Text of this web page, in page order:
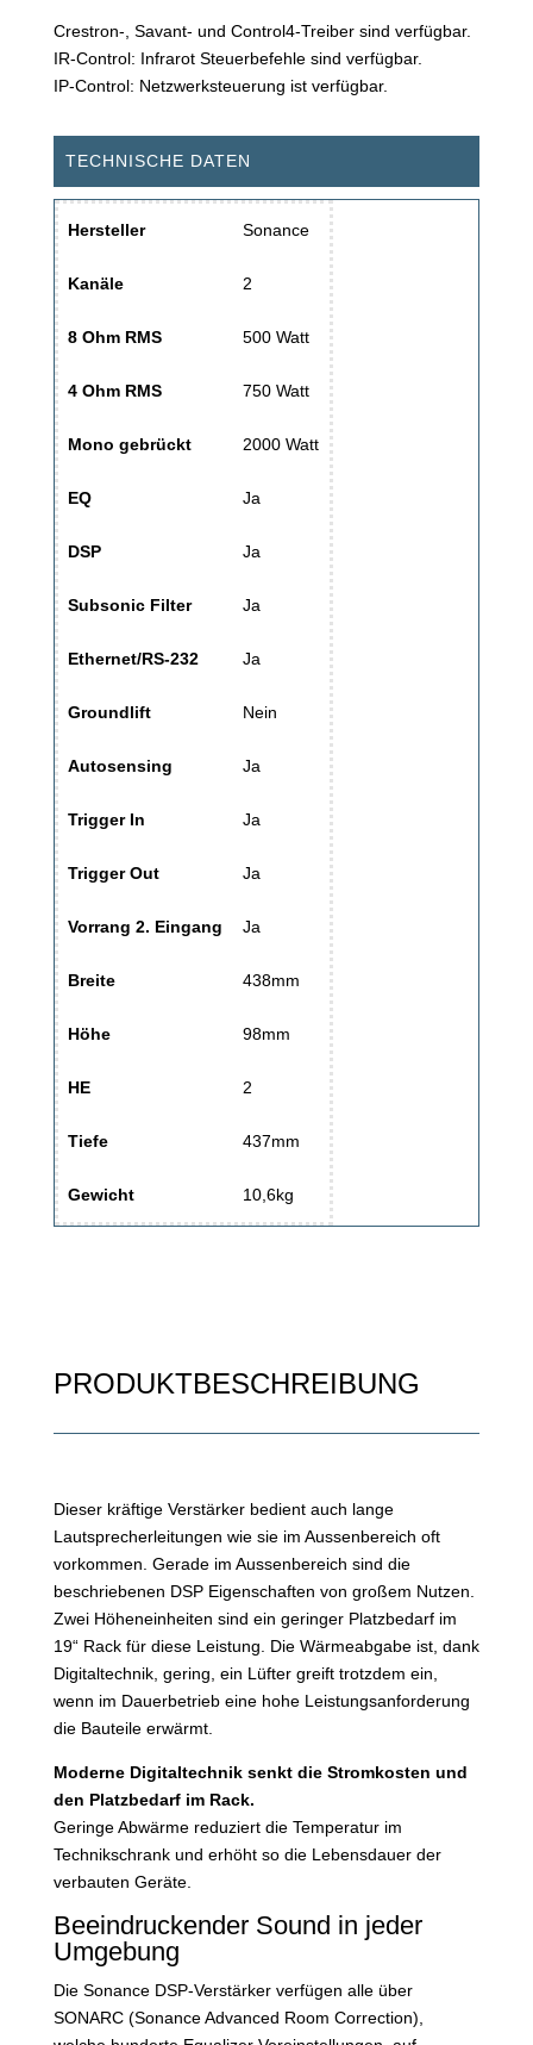
Crestron-, Savant- und Control4-Treiber sind verfügbar.
IR-Control: Infrarot Steuerbefehle sind verfügbar.
IP-Control: Netzwerksteuerung ist verfügbar.
TECHNISCHE DATEN
Hersteller Sonance
Kanäle 2
8 Ohm RMS 500 Watt
4 Ohm RMS 750 Watt
Mono gebrückt 2000 Watt
EQ Ja
DSP Ja
Subsonic Filter Ja
Ethernet/RS-232 Ja
Groundlift Nein
Autosensing Ja
Trigger In Ja
Trigger Out Ja
Vorrang 2. Eingang Ja
Breite 438mm
Höhe 98mm
HE 2
Tiefe 437mm
Gewicht 10,6kg
PRODUKTBESCHREIBUNG
Dieser kräftige Verstärker bedient auch lange
Lautsprecherleitungen wie sie im Aussenbereich oft
vorkommen. Gerade im Aussenbereich sind die
beschriebenen DSP Eigenschaften von großem Nutzen.
Zwei Höheneinheiten sind ein geringer Platzbedarf im
19“ Rack für diese Leistung. Die Wärmeabgabe ist, dank
Digitaltechnik, gering, ein Lüfter greift trotzdem ein,
wenn im Dauerbetrieb eine hohe Leistungsanforderung
die Bauteile erwärmt.
Moderne Digitaltechnik senkt die Stromkosten und
den Platzbedarf im Rack.
Geringe Abwärme reduziert die Temperatur im
Technikschrank und erhöht so die Lebensdauer der
verbauten Geräte.
Beeindruckender Sound in jeder
Umgebung
Die Sonance DSP-Verstärker verfügen alle über
SONARC (Sonance Advanced Room Correction),